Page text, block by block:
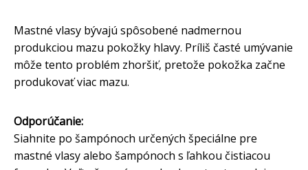
Mastné vlasy bývajú spôsobené nadmernou
produkciou mazu pokožky hlavy. Príliš časté umývanie
môže tento problém zhoršiť, pretože pokožka začne
produkovať viac mazu.
Odporúčanie:
Siahnite po šampónoch určených špeciálne pre
mastné vlasy alebo šampónoch s ľahkou čistiacou